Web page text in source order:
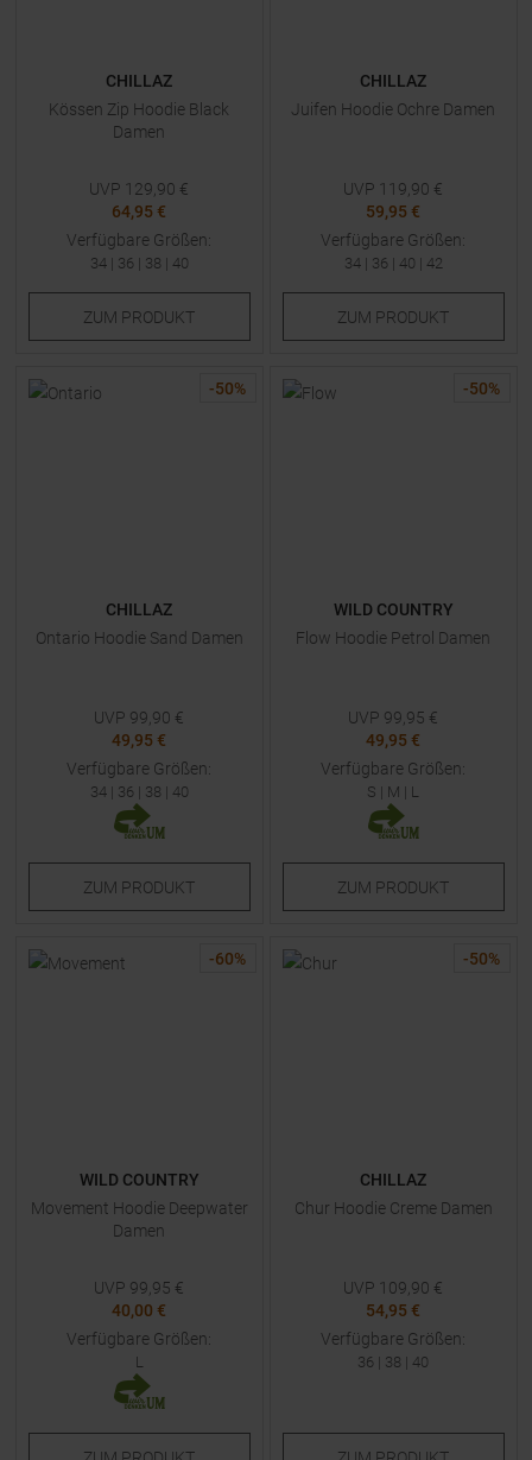
CHILLAZ
Kössen Zip Hoodie Black
Damen
UVP 129,90 €
64,95 €
Verfügbare Größen:
34| 36 | 38 | 40
ZUM PRODUKT
CHILLAZ
Juifen Hoodie Ochre Damen
UVP 119,90 €
59,95 €
Verfügbare Größen:
34| 36 | 40 | 42
ZUM PRODUKT
-50%
CHILLAZ
Ontario Hoodie Sand Damen
UVP 99,90 €
49,95 €
Verfügbare Größen:
34| 36 | 38 | 40
ZUM PRODUKT
-50%
WILD COUNTRY
Flow Hoodie Petrol Damen
UVP 99,95 €
49,95 €
Verfügbare Größen:
S | M | L
ZUM PRODUKT
-60%
WILD COUNTRY
Movement Hoodie Deepwater
Damen
UVP 99,95 €
40,00 €
Verfügbare Größen:
L
-50%
CHILLAZ
Chur Hoodie Creme Damen
UVP 109,90 €
54,95 €
Verfügbare Größen:
36 | 38 | 40